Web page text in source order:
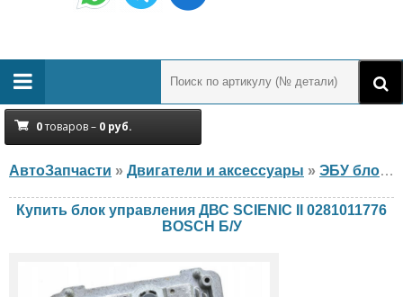
0товаров – 0 руб.
АвтоЗапчасти » Двигатели и аксессуары » ЭБУ блок управления двигателем
Купить блок управления ДВС SCIENIC II 0281011776
BOSCH Б/У